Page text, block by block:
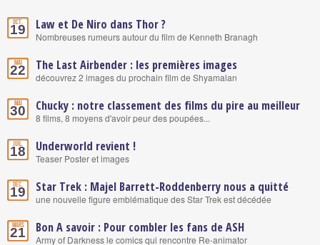
Oct.
19 Law et De Niro dans Thor ?
Nombreuses rumeurs autour du film de Kenneth Branagh
Mai
22 The Last Airbender : les premières images
découvrez 2 images du prochain film de Shyamalan
Mai
30 Chucky : notre classement des films du pire au meilleur
8 films, 8 moyens d'avoir peur des poupées...
Juil.
18 Underworld revient !
Teaser Poster et images
Déc.
19 Star Trek : Majel Barrett-Roddenberry nous a quitté
une nouvelle figure emblématique des Star Trek est décédée
Mars
21 Bon A savoir : Pour combler les fans de ASH
Army of Darkness le comics qui rencontre Re-animator